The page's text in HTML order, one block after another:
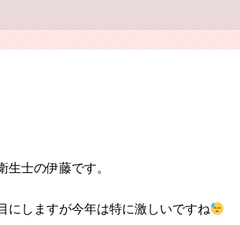
士の伊藤です。
にしますが今年は特に激しいですね